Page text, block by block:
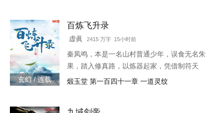
玄幻 / 连载
百炼飞升录
虚眞 2415 万字 15小时前
秦凤鸣，本是一名山村普通少年，误食无名朱
果，踏入修真路，以炼器起家，凭借制符天
赋，只身闯荡荆棘密布的修仙界，本一切都顺
煅玉堂 第一百四十一章 一道灵纹